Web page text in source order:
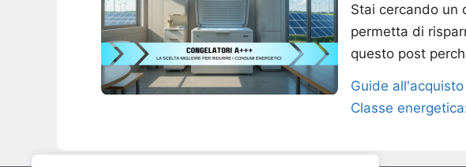
Stai cercando un
permetta di
questo post
Guide all'acquisto
Classe